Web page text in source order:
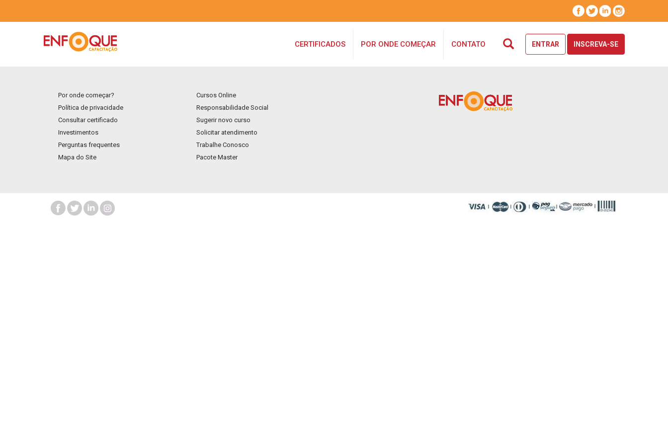
ENTRAR INSCREVA-SE
CERTIFICADOS POR ONDE COMEÇAR CONTATO
Por onde começar?
Cursos Online
Política de privacidade
Responsabilidade Social
Consultar certificado
Sugerir novo curso
Investimentos
Solicitar atendimento
Perguntas frequentes
Trabalhe Conosco
Mapa do Site
Pacote Master